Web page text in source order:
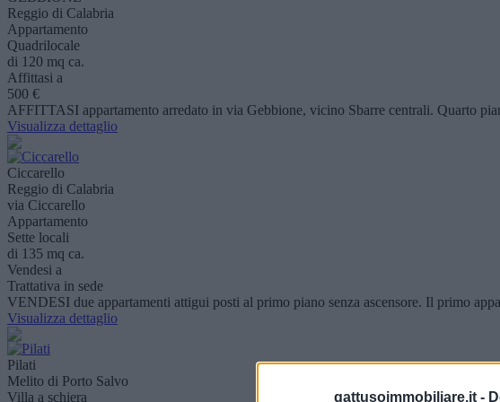
gattusoimmobiliare.it -
Reggio di Calabria
Appartamento
Quadrilocale
di 120 mq ca.
Affittasi a
500 €
AFFITTASI appartamento arredato in via Gebbione, vicino Sbarre centrali. Quarto
Visualizza dettaglio
Ciccarello
Reggio di Calabria
via Ciccarello
Appartamento
Sette locali
di 135 mq ca.
Vendesi a
Trattativa in sede
VENDESI due appartamenti attigui posti al primo piano senza ascensore. Il primo
Visualizza dettaglio
Pilati
Melito di Porto Salvo
Villa a schiera